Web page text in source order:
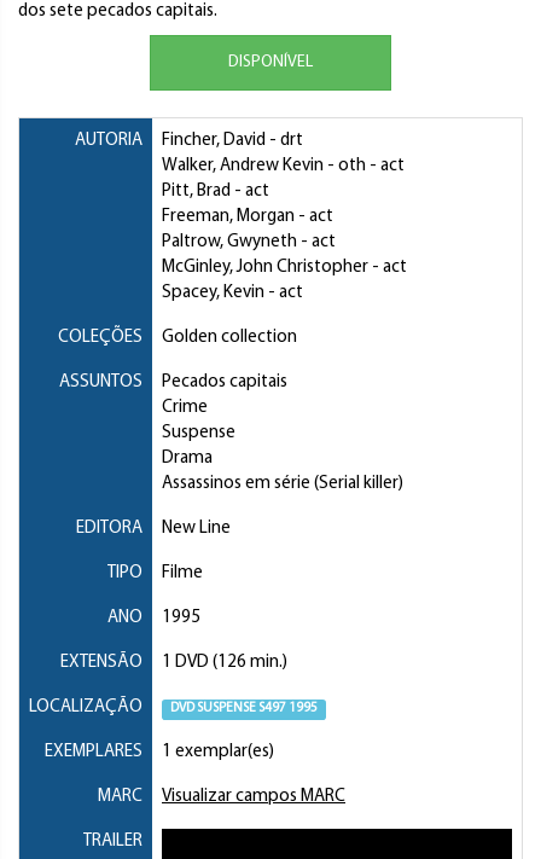
dos sete pecados capitais.
DISPONÍVEL
AUTORIA Fincher, David - drt
Walker, Andrew Kevin - oth - act
Pitt, Brad - act
Freeman, Morgan - act
Paltrow, Gwyneth - act
McGinley, John Christopher - act
Spacey, Kevin - act
COLEÇÕES Golden collection
ASSUNTOS
Pecados capitais
Crime
Suspense
Drama
Assassinos em série (Serial killer)
EDITORA New Line
TIPO Filme
ANO 1995
EXTENSÃO 1 DVD (126 min.)
LOCALIZAÇÃO DVD SUSPENSE S497 1995
EXEMPLARES 1 exemplar(es)
MARC Visualizar campos MARC
TRAILER